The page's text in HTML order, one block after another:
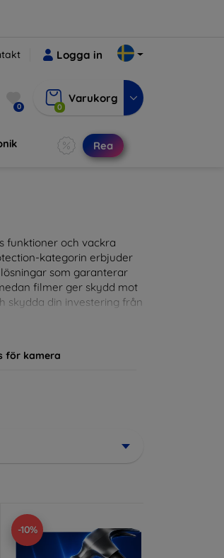
Logga in
0 0
Varukorg
Rea
funktioner och vackra
kategorin erbjuder
som garanterar
filmer ger skydd mot
skydda din investering från
för kamera
-10%